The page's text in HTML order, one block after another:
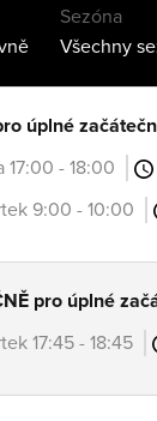
Sezóna
úplné
17:00 - 18:00
9:00 - 10:00
pro úplné
17:45 - 18:45